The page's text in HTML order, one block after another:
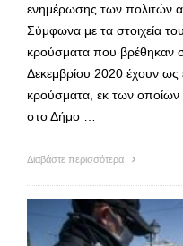
ενημέρωσης των πολιτών
Σύμφωνα με τα στοιχεία
κρούσματα που βρέθηκαν
Δεκεμβρίου 2020 έχουν ως
κρούσματα, εκ των οποίων
στο Δήμο …
Διαβάστε περισσότερα